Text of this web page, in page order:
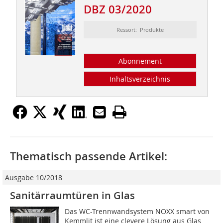
DBZ 03/2020
Ressort: Produkte
Abonnement
Inhaltsverzeichnis
Thematisch passende Artikel:
Ausgabe 10/2018
Sanitärraumtüren in Glas
Das WC-Trennwandsystem NOXX smart von
Kemmlit ist eine clevere Lösung aus Glas